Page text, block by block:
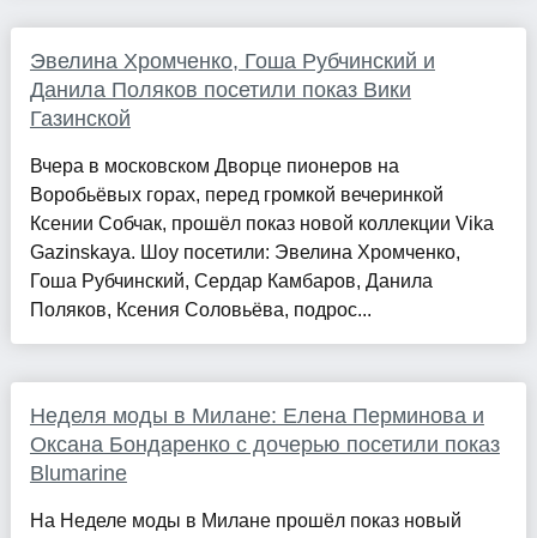
Эвелина Хромченко, Гоша Рубчинский и
Данила Поляков посетили показ Вики
Газинской
Вчера в московском Дворце пионеров на
Воробьёвых горах, перед громкой вечеринкой
Ксении Собчак, прошёл показ новой коллекции Vika
Gazinskaya. Шоу посетили: Эвелина Хромченко,
Гоша Рубчинский, Сердар Камбаров, Данила
Поляков, Ксения Соловьёва, подрос...
Неделя моды в Милане: Елена Перминова и
Оксана Бондаренко с дочерью посетили показ
Blumarine
На Неделе моды в Милане прошёл показ новый